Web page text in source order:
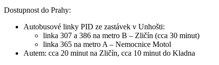
Dostupnost do Prahy:
Autobusové linky PID ze zastávek v Unhošti:
linka 307 a 386 na metro B – Zličín (cca 30 minut)
linka 365 na metro A – Nemocnice Motol
Autem: cca 20 minut na Zličín, cca 10 minut do Kladna